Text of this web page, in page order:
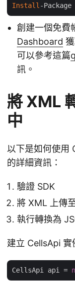
Install -
創建一個免費
Dashboard
可以參考這篇
訊。
將 XML
中
以下是如何使用
的詳細資訊：
驗證 SDK
將 XML 上傳
執行轉換為
建立 CellsApi 實
CellsApi api =